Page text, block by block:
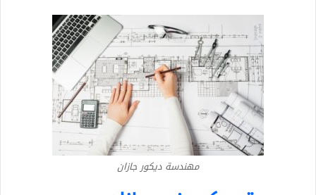
مهندسة ديكور جازان